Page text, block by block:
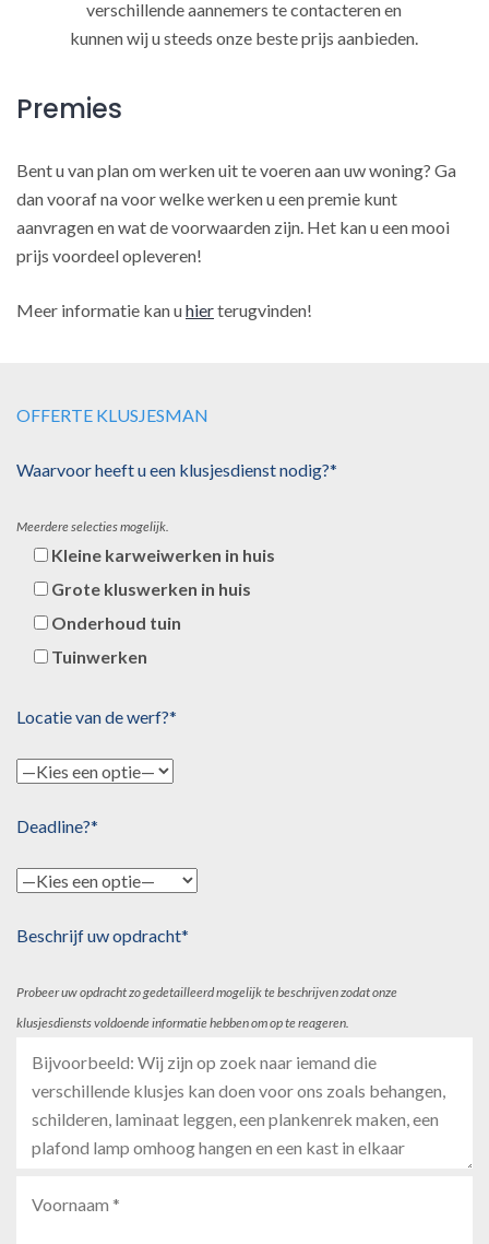
verschillende aannemers te contacteren en
kunnen wij u steeds onze beste prijs aanbieden.
Premies
Bent u van plan om werken uit te voeren aan uw woning? Ga
dan vooraf na voor welke werken u een premie kunt
aanvragen en wat de voorwaarden zijn. Het kan u een mooi
prijs voordeel opleveren!
Meer informatie kan uhierterugvinden!
OFFERTE KLUSJESMAN
Waarvoor heeft u een klusjesdienst nodig?*
Meerdere selecties mogelijk.
Kleine karweiwerken in huis
Grote kluswerken in huis
Onderhoud tuin
Tuinwerken
Locatie van de werf?*
Deadline?*
Beschrijf uw opdracht*
Probeer uw opdracht zo gedetailleerd mogelijk te beschrijven zodat onze
klusjesdiensts voldoende informatie hebben om op te reageren.